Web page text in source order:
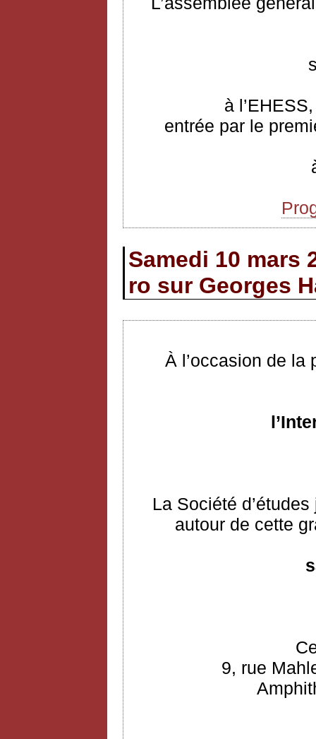
à
entrée par le
Samedi 10 mars
ro sur Georges
À l’occasion de
La Société
autour de cette
9, rue